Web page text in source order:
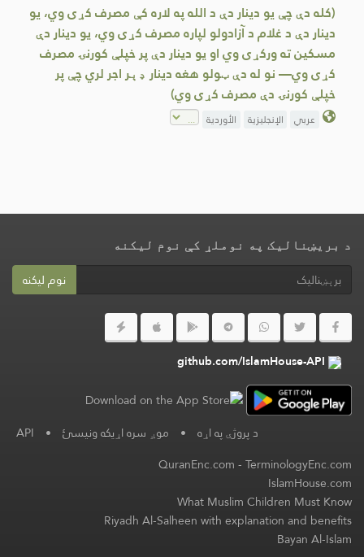
(کله دې چې یو دینار دې د الله په لاره کې مصرف کړی وي، یو
دینار دې د غلام د آزادولو لپاره مصرف کړی وي، یو دینار دې
مسکین ته ورکړی وي او یو دینار دې پر خپلې کورنۍ مصرف
کړی وي— نو له دې ټولو هغه دینار ډېر اجر لري چې پر
خپلې کورنۍ دې مصرف کړی وي)
عربي الإنجليزية الأوردية
د بریښنالیک په نوملړ کې نوم لیکنه
نوم لیکنه
github.com/IslamHouse-API
د پروژې په اړه • موږ سره اړیکه ونیسئ •
API
QuranEnc.com-TerminologyEnc.com
IslamHouse.com
What Muslim Children Must Know
Riyadh Al-Salheen with explanation and benefits
Bayan Al-Islam